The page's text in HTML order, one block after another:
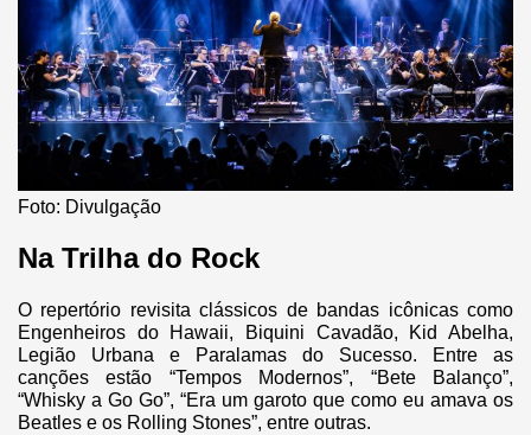
Foto: Divulgação
Na Trilha do Rock
O repertório revisita clássicos de bandas icônicas como
Engenheiros do Hawaii, Biquini Cavadão, Kid Abelha,
Legião Urbana e Paralamas do Sucesso. Entre as
canções estão “Tempos Modernos”, “Bete Balanço”,
“Whisky a Go Go”, “Era um garoto que como eu amava os
Beatles e os Rolling Stones”, entre outras.